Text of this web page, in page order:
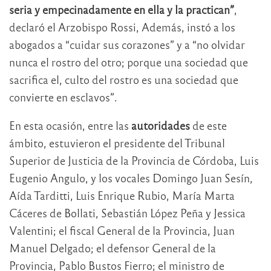
seria y empecinadamente en ella y la practican”,
declaró el Arzobispo Rossi, Además, instó a los
abogados a “cuidar sus corazones” y a “no olvidar
nunca el rostro del otro; porque una sociedad que
sacrifica el, culto del rostro es una sociedad que
convierte en esclavos”.
En esta ocasión, entre las autoridades de este
ámbito, estuvieron el presidente del Tribunal
Superior de Justicia de la Provincia de Córdoba, Luis
Eugenio Angulo, y los vocales Domingo Juan Sesín,
Aída Tarditti, Luis Enrique Rubio, María Marta
Cáceres de Bollati, Sebastián López Peña y Jessica
Valentini; el fiscal General de la Provincia, Juan
Manuel Delgado; el defensor General de la
Provincia, Pablo Bustos Fierro; el ministro de